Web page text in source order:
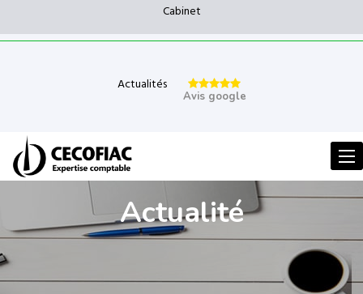
Cabinet
Actualités
Avis google
Actualité